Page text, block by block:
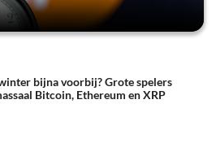
bijna voorbij? Grote spelers
Bitcoin, Ethereum en XRP